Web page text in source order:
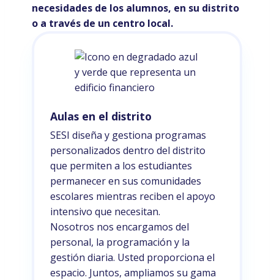
necesidades de los alumnos, en su distrito
o a través de un centro local.
Aulas en el distrito
SESI diseña y gestiona programas
personalizados dentro del distrito
que permiten a los estudiantes
permanecer en sus comunidades
escolares mientras reciben el apoyo
intensivo que necesitan.
Nosotros nos encargamos del
personal, la programación y la
gestión diaria. Usted proporciona el
espacio. Juntos, ampliamos su gama